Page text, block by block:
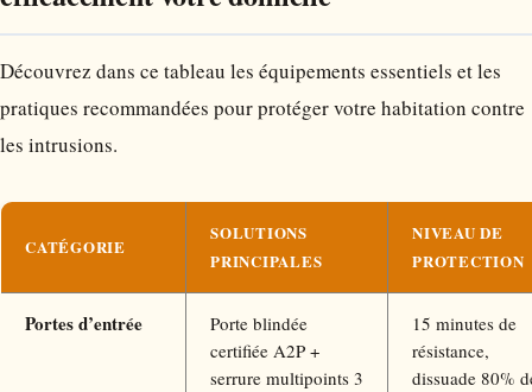
Découvrez dans ce tableau les équipements essentiels et les
pratiques recommandées pour protéger votre habitation contre
les intrusions.
CATÉGORIE
SOLUTIONS
PRINCIPALES
NIVEAU DE
PROTECTION
Portes d’entrée
Porte blindée
certifiée A2P +
serrure multipoints 3
15 minutes de
résistance,
dissuade 80%